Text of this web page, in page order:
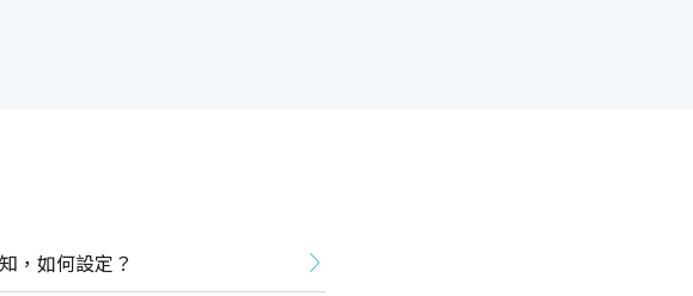
，如何設定？